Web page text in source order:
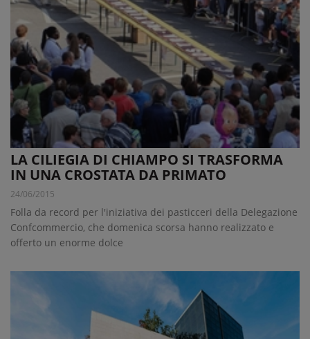
LA CILIEGIA DI CHIAMPO SI TRASFORMA
IN UNA CROSTATA DA PRIMATO
24/06/2015
Folla da record per l'iniziativa dei pasticceri della Delegazione
Confcommercio, che domenica scorsa hanno realizzato e
offerto un enorme dolce